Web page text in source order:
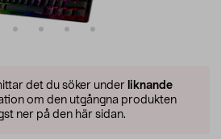
det du söker under liknande
om den utgångna produkten
ner på den här sidan.